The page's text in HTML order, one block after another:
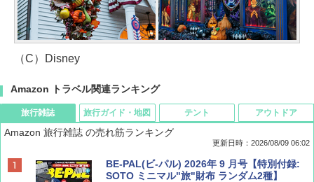
（C）Disney
Amazon トラベル関連ランキング
旅行雑誌
Amazon 旅行雑誌 の売れ筋ランキング
更新日時：2026/08/09 06:02
BE-PAL(ビ-パル) 2026年 9 月号【特別付録:
SOTO ミニマル"旅"財布 ランダム2種】
旅行ガイド・地図 テント アウトドア